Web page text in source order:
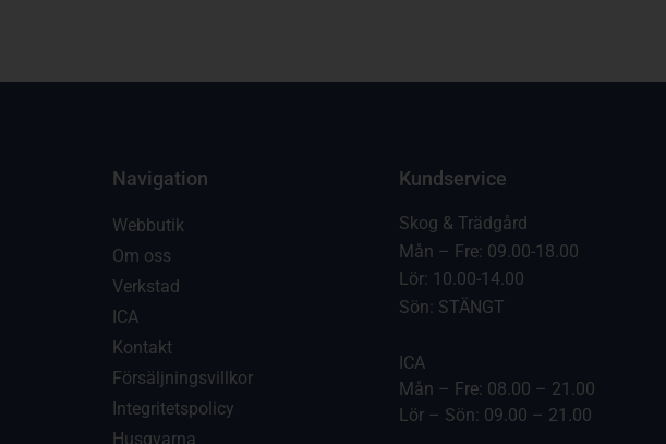
Navigation
Webbutik
Om oss
Verkstad
ICA
Kontakt
Försäljningsvillkor
Integritetspolicy
Husqvarna
Kundservice
Skog & Trädgård
Mån – Fre: 09.00-18.00
Lör: 10.00-14.00
Sön: STÄNGT
ICA
Mån – Fre: 08.00 – 21.00
Lör – Sön: 09.00 – 21.00